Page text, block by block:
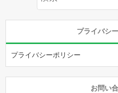
プライバシ
プライバシーポリシー
お問い